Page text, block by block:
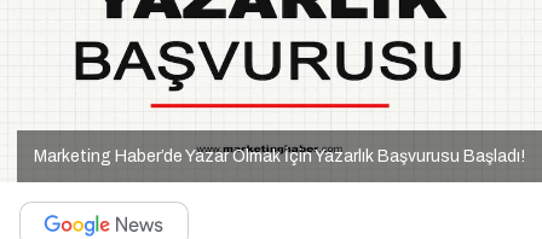
Marketing Haber’de Yazar Olmak İçin Yazarlık Başvurusu Başladı!